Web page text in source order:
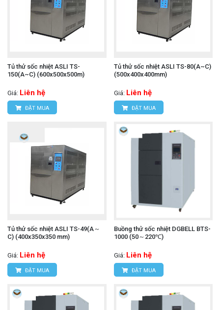
Tủ thử sốc nhiệt ASLI TS-
150(A~C) (600x500x500m)
Giá: Liên hệ
ĐẶT MUA
Tủ thử sốc nhiệt ASLI TS-80(A~C)
(500x400x400mm)
Giá: Liên hệ
ĐẶT MUA
Tủ thử sốc nhiệt ASLI TS-49(A～
C) (400x350x350 mm)
Giá: Liên hệ
ĐẶT MUA
Buồng thử sốc nhiệt DGBELL BTS-
1000 (50～220℃)
Giá: Liên hệ
ĐẶT MUA